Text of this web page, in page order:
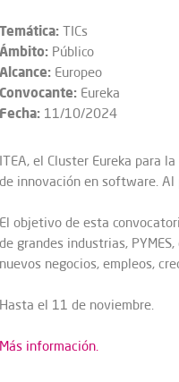
Temática: TICs
Ámbito: Público
Alcance: Europeo
Convocante: Eureka
Fecha: 11/10/2024
ITEA, el Cluster Eureka para
de innovación en software. Al
El objetivo de esta
de grandes industrias,
nuevos negocios, empleos,
Hasta el 11 de noviembre.
Más información.